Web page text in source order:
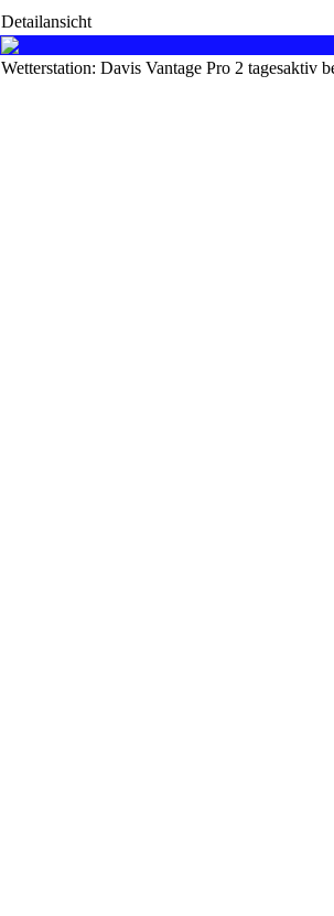
Detailansicht
Wetterstation: Davis Vantage Pro 2